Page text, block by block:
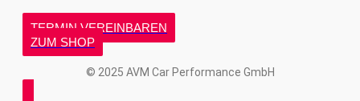
TERMIN VEREINBAREN
ZUM SHOP
© 2025 AVM Car Performance GmbH